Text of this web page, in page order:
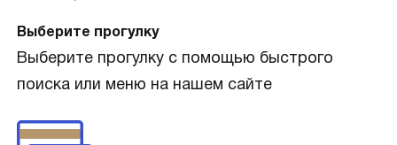
Выберите прогулку
Выберите прогулку с помощью быстрого
поиска или меню на нашем сайте